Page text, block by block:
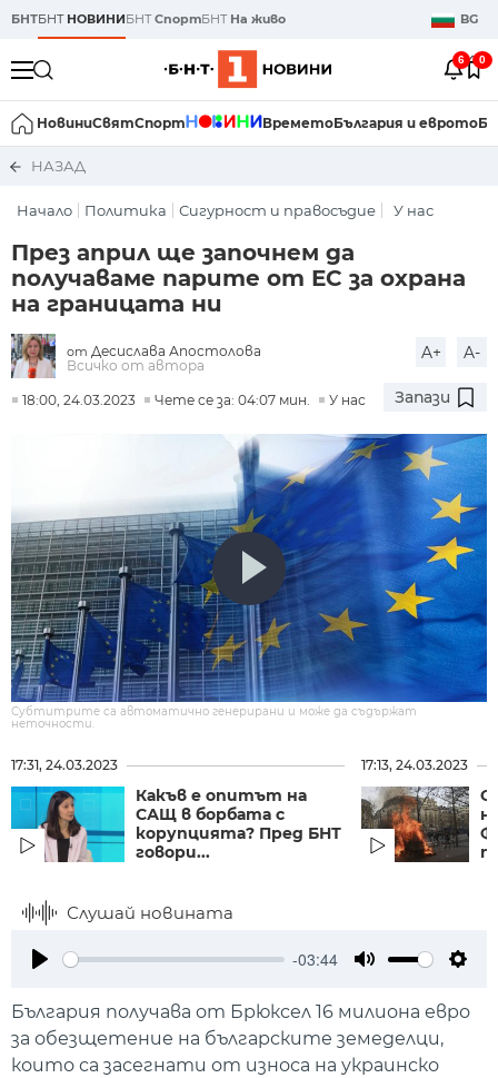
БНТБНТ НОВИНИБНТСпортБНТ На живо BG
6 0
НовиниСвятСпорт ВреметоБългария и еврото
НАЗАД
Начало Политика Сигурност и правосъдие У нас
През април ще започнем да
получаваме парите от ЕС за охрана
на границата ни
от Десислава Апостолова
Всичко от автора
A+ A-
18:00, 24.03.2023 Чете се за: 04:07 мин. У нас Запази
Субтитрите са автоматично генерирани и може да съдържат
неточности.
17:31, 24.03.2023
Какъв е опитът на
САЩ в борбата с
корупцията? Пред БНТ
говори...
17:13, 24.03.2023
Слушай новината
-03:44
България получава от Брюксел 16 милиона евро
за обезщетение на българските земеделци,
които са засегнати от износа на украинско